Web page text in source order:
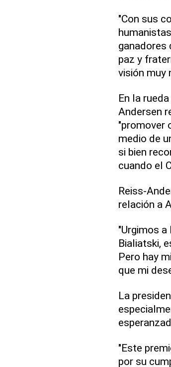
"Con sus
ganadores
paz y
visión muy
En la
Andersen
"promover
medio de
si bien
cuando el
Reiss-
relación a
"Urgimos
Bialiatski,
Pero hay
que mi
La
"Este
por su